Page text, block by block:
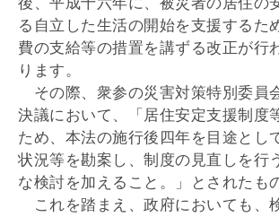
る自立した生活の開始を支援するた
費の支給等の措置を講ずる改正が行
ります。
その際、衆参の災害対策特別委員
決議において、「居住安定支援制度
ため、本法の施行後四年を目途とし
状況等を勘案し、制度の見直しを行
な検討を加えること。」とされたも
これを踏まえ、政府においても、